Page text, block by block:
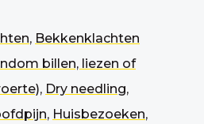
, Bekkenklachten
billen, liezen of
, Dry needling,
, Huisbezoeken,